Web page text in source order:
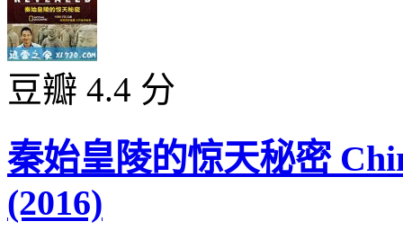
豆瓣 4.4 分
秦始皇陵的惊天秘密
(2016)